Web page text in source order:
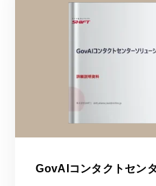
GovAIコンタクトセン